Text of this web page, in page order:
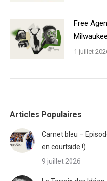
Free
1 juillet
Articles Populaires
Carnet bleu –
en courtside !)
9 juillet 2026